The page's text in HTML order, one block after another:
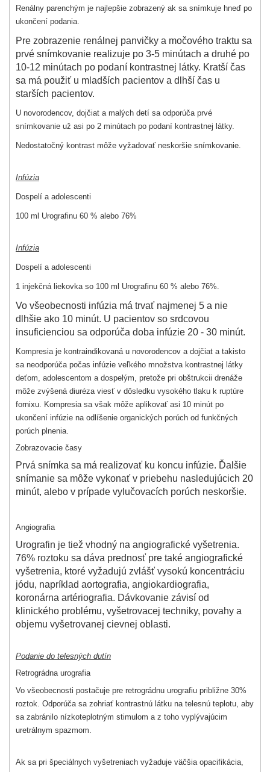
Renálny parenchým je najlepšie zobrazený ak sa snímkuje hneď po
ukončení podania.
Pre zobrazenie renálnej panvičky a močového traktu sa
prvé snímkovanie realizuje po 3-5 minútach a druhé po
10-12 minútach po podaní kontrastnej látky. Kratší čas
sa má použiť u mladších pacientov a dlhší čas u
starších pacientov.
U novorodencov, dojčiat a malých detí sa odporúča prvé
snímkovanie už asi po 2 minútach po podaní kontrastnej látky.
Nedostatočný kontrast môže vyžadovať neskoršie snímkovanie.
Infúzia
Dospelí a adolescenti
100 ml Urografinu 60 % alebo 76%
Infúzia
Dospelí a adolescenti
1 injekčná liekovka so 100 ml Urografinu 60 % alebo 76%.
Vo všeobecnosti infúzia má trvať najmenej 5 a nie
dlhšie ako 10 minút. U pacientov so srdcovou
insuficienciou sa odporúča doba infúzie 20 - 30 minút.
Kompresia je kontraindikovaná u novorodencov a dojčiat a takisto
sa neodporúča počas infúzie veľkého množstva kontrastnej látky
deťom, adolescentom a dospelým, pretože pri obštrukcii drenáže
môže zvýšená diuréza viesť v dôsledku vysokého tlaku k ruptúre
fornixu. Kompresia sa však môže aplikovať asi 10 minút po
ukončení infúzie na odlíšenie organických porúch od funkčných
porúch plnenia.
Zobrazovacie časy
Prvá snímka sa má realizovať ku koncu infúzie. Ďalšie
snímanie sa môže vykonať v priebehu nasledujúcich 20
minút, alebo v prípade vylučovacích porúch neskoršie.
Angiografia
Urografin je tiež vhodný na angiografické vyšetrenia.
76% roztoku sa dáva prednosť pre také angiografické
vyšetrenia, ktoré vyžadujú zvlášť vysokú koncentráciu
jódu, napríklad aortografia, angiokardiografia,
koronárna artériografia. Dávkovanie závisí od
klinického problému, vyšetrovacej techniky, povahy a
objemu vyšetrovanej cievnej oblasti.
Podanie do telesných dutín
Retrográdna urografia
Vo všeobecnosti postačuje pre retrográdnu urografiu približne 30%
roztok. Odporúča sa zohriať kontrastnú látku na telesnú teplotu, aby
sa zabránilo nízkoteplotným stimulom a z toho vyplývajúcim
uretrálnym spazmom.
Ak sa pri špeciálnych vyšetreniach vyžaduje väčšia opacifikácia,